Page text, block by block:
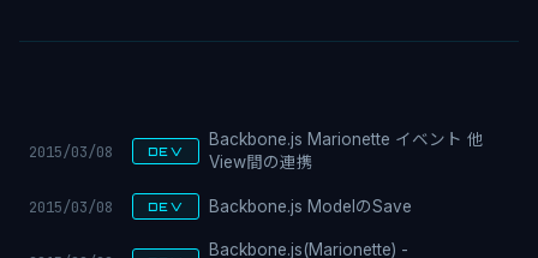
2015/03/08 DEV
Backbone.js Marionette イベント 他
View間の連携
2015/03/08 DEV Backbone.js ModelのSave
Backbone.js(Marionette) -